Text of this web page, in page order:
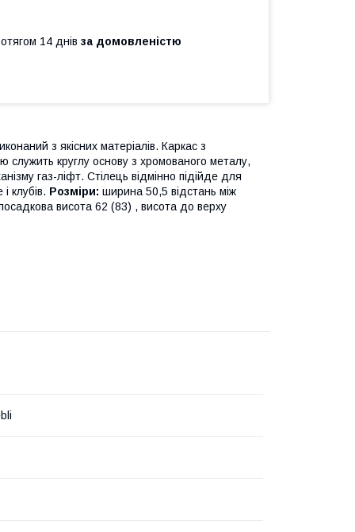
14 днів за домовленістю
з якісних матеріалів. Каркас з
служить круглу основу з хромованого металу,
газ-ліфт. Стілець відмінно підійде для
клубів. Розміри: ширина 50,5 відстань між
висота 62 (83) , висота до верху